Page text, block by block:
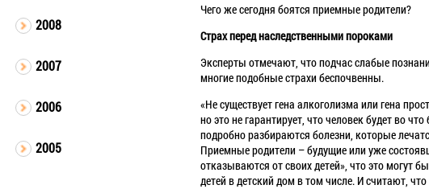
2008
2007
2006
2005
Чего же сегодня боятся приемные родители?
Страх перед наследственными пороками
Эксперты отмечают, что подчас слабые
многие подобные страхи беспочвенны.
«Не существует гена алкоголизма или гена
но это не гарантирует, что человек будет во
подробно разбираются болезни, которые
Приемные родители – будущие или уже
отказываются от своих детей», что это могут
детей в детский дом в том числе. И считают,